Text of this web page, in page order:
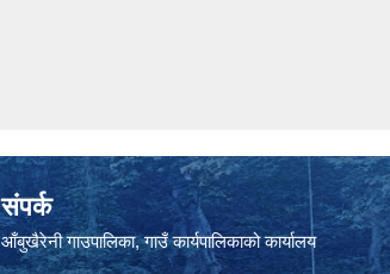
संपर्क
आँबुखैरेनी गाउपालिका, गाउँ कार्यपालिकाको कार्यालय